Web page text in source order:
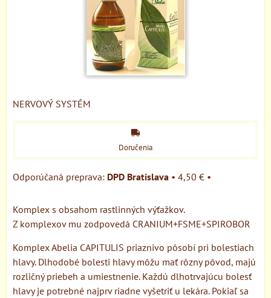
NERVOVÝ SYSTÉM
Doručenia
DPD Bratislava • 4,50 € •
Komplex s obsahom rastlinných výťažkov.
Z komplexov mu zodpovedá CRANIUM+FSME+SPIROBOR
Komplex Abelia CAPITULIS priaznivo pôsobí pri bolestiach
hlavy. Dlhodobé bolesti hlavy môžu mať rôzny pôvod, majú
rozličný priebeh a umiestnenie. Každú dlhotrvajúcu bolesť
hlavy je potrebné najprv riadne vyšetriť u lekára. Pokiaľ sa